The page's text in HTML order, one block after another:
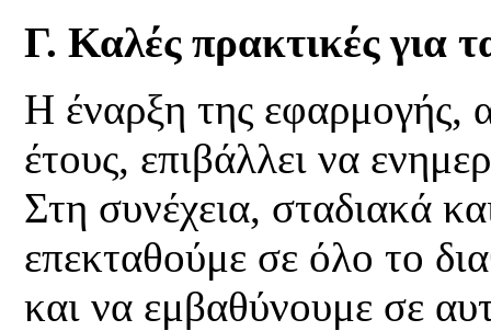
Γ. Καλές πρακτικές για
Η έναρξη της εφαρμογής,
έτους, επιβάλλει να
Στη συνέχεια, σταδιακά
επεκταθούμε σε όλο το
και να εμβαθύνουμε σε